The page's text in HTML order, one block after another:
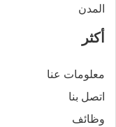
المدن
أكثر
معلومات عنا
اتصل بنا
وظائف